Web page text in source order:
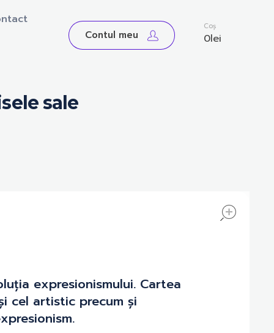
Contul meu
Coș
0lei
sale
expresionismului. Cartea
cel artistic precum și